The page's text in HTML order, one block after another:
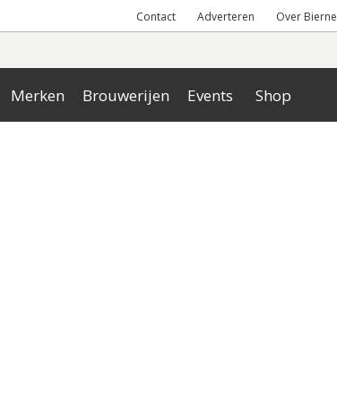
Contact Adverteren Over
Merken Brouwerijen Events Shop